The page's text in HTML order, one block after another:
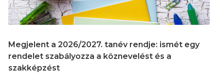
Megjelent a 2026/2027. tanév rendje: ismét egy
rendelet szabályozza a köznevelést és a
szakképzést